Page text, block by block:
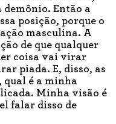
Então a
posição, porque o
masculina. A
de que qualquer
coisa vai virar
piada. E, disso, as
qual é a minha
Minha visão é
falar disso de